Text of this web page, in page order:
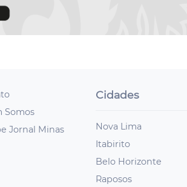
Somos
Jornal Minas
Cidades
Nova Lima
Itabirito
Belo Horizonte
Raposos